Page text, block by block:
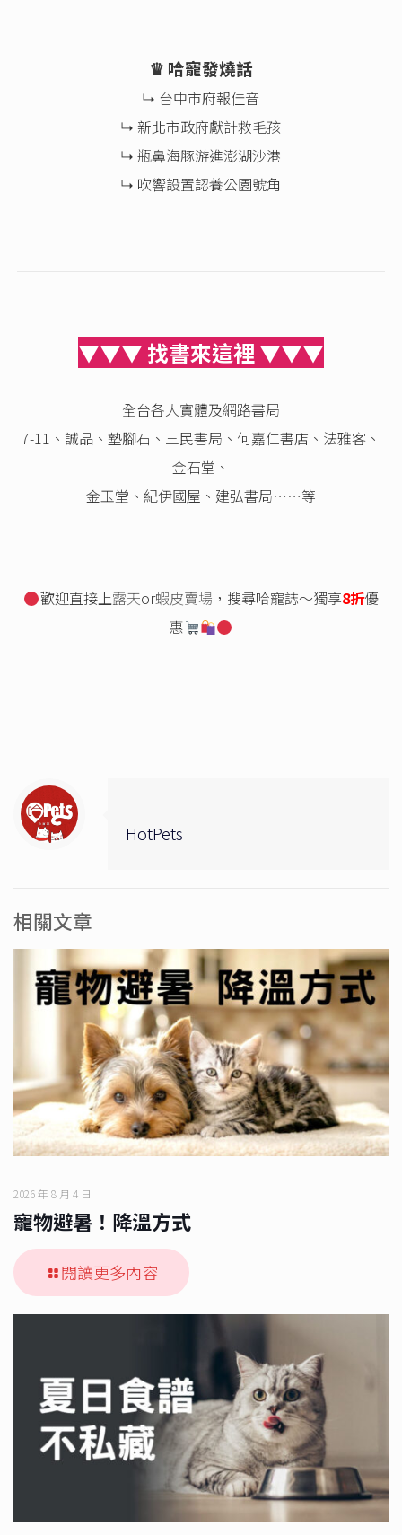
♛ 哈寵發燒話
↳ 台中市府報佳音
↳ 新北市政府獻計救毛孩
↳ 瓶鼻海豚游進澎湖沙港
↳ 吹響設置認養公園號角
▼▼▼ 找書來這裡 ▼▼▼
全台各大實體及網路書局
7-11、誠品、墊腳石、三民書局、何嘉仁書店、法雅客、
金石堂、
金玉堂、紀伊國屋、建弘書局⋯⋯等
歡迎直接上露天or蝦皮賣場 ，搜尋哈寵誌～獨享8折優
惠
HotPets
相關文章
2026 年 8 月 4 日
寵物避暑！降溫方式
閱讀更多內容